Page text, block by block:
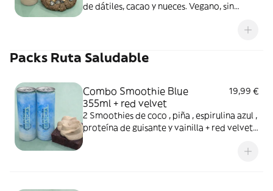
de dátiles, cacao y nueces. Vegano, sin
Packs Ruta Saludable
Combo Smoothie Blue
355ml + red velvet
19,99 €
2 Smoothies de coco , piña , espirulina azul ,
proteína de guisante y vainilla + red velvet